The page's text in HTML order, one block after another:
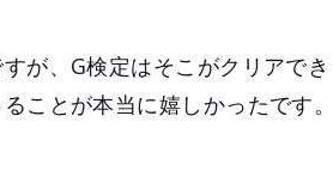
が、G検定はそこがクリアでき
ことが本当に嬉しかったです。